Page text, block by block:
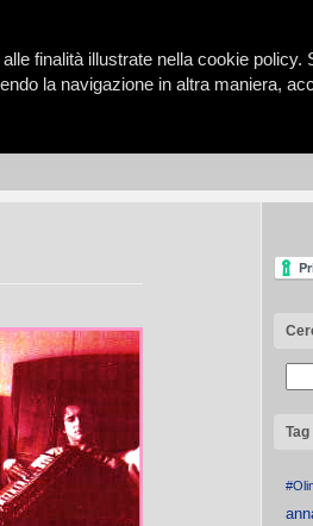
Tag
finalità illustrate nella cookie policy.
la navigazione in altra maniera,